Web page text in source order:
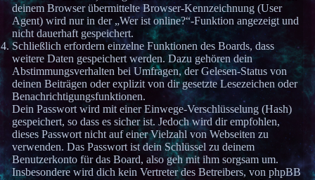
deinem Browser übermittelte Browser-Kennzeichnung (User
Agent) wird nur in der „Wer ist online?“-Funktion angezeigt und
nicht dauerhaft gespeichert.
Schließlich erfordern einzelne Funktionen des Boards, dass
weitere Daten gespeichert werden. Dazu gehören dein
Abstimmungsverhalten bei Umfragen, der Gelesen-Status von
deinen Beiträgen oder explizit von dir gesetzte Lesezeichen oder
Benachrichtigungsfunktionen.
Dein Passwort wird mit einer Einwege-Verschlüsselung (Hash)
gespeichert, so dass es sicher ist. Jedoch wird dir empfohlen,
dieses Passwort nicht auf einer Vielzahl von Webseiten zu
verwenden. Das Passwort ist dein Schlüssel zu deinem
Benutzerkonto für das Board, also geh mit ihm sorgsam um.
Insbesondere wird dich kein Vertreter des Betreibers, von phpBB